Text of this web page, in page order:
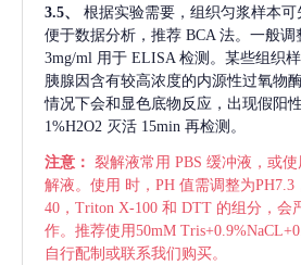
3.5、 根据实验需要，组织匀浆样本
便于数据分析，推荐 BCA 法。一般
3mg/ml 用于 ELISA 检测。某些组织
胰腺因含有较高浓度的内源性过氧物
情况下会和显色底物反应，出现假阳
1%H2O2 灭活 15min 再检测。
注意： 裂解液常用 PBS 缓冲液，或
解液。使用 时，PH 值需调整为PH7.3
40，Triton X-100 和 DTT 的组分，会
作。推荐使用50mM
自行配制或联系我们购买。